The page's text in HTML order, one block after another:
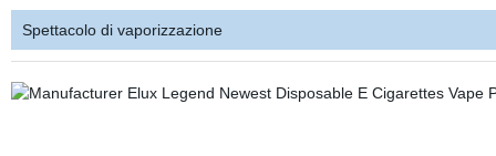
Spettacolo di vaporizzazione